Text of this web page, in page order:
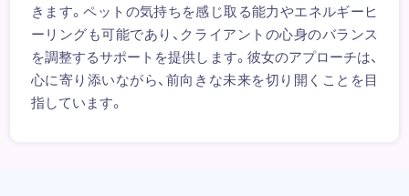
きます。ペットの気持ちを感じ取る能力やエネルギーヒ
ーリングも可能であり、クライアントの心身のバランス
を調整するサポートを提供します。彼女のアプローチは、
心に寄り添いながら、前向きな未来を切り開くことを目
指しています。